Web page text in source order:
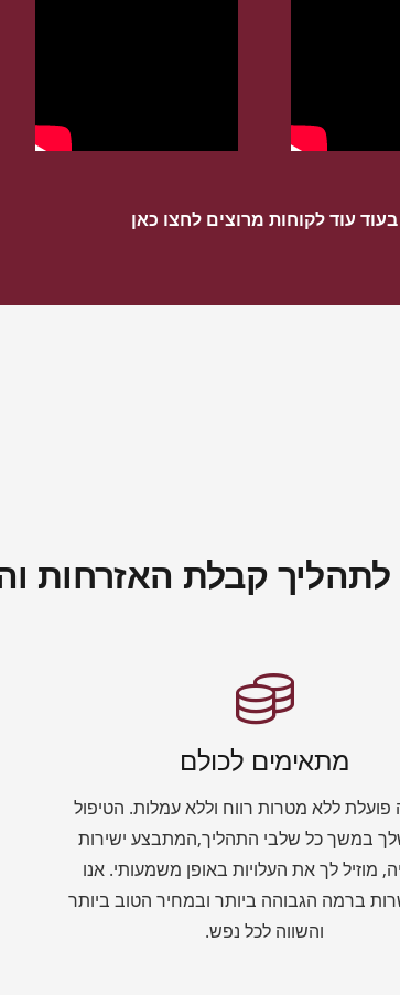
בעוד עוד לקוחות מרוצים לחצו כאן
קבלת האזרחות
מתאימים לכולם
ללא מטרות רווח וללא עמלות. הטיפול
במשך כל שלבי התהליך,המתבצע ישירות
מוזיל לך את העלויות באופן משמעותי. אנו
ברמה הגבוהה ביותר ובמחיר הטוב ביותר
והשווה לכל נפש.